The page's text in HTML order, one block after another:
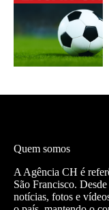
Quem somos
A Agência CH é
São Francisco.
notícias, fotos e